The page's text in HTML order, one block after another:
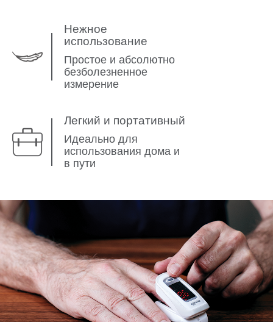
Нежное
использование
Простое и абсолютно
безболезненное
измерение
Легкий и портативный
Идеально для
использования дома и
в пути